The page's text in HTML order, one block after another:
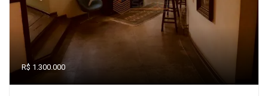
R$ 1.300.000